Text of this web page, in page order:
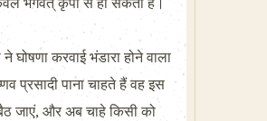
घोषणा करवाई भंडारा होने वाला
प्रसादी पाना चाहते हैं वह इस
जाएं, और अब चाहे किसी को